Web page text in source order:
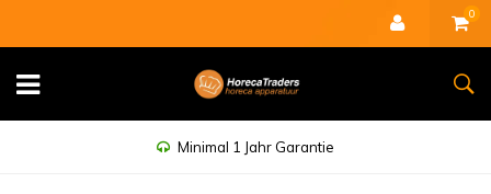
0
Minimal 1 Jahr Garantie